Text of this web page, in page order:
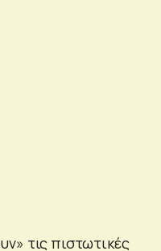
τις πιστωτικές